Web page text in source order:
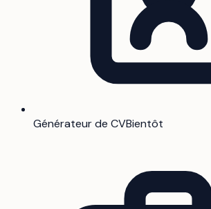
Générateur de CVBientôt